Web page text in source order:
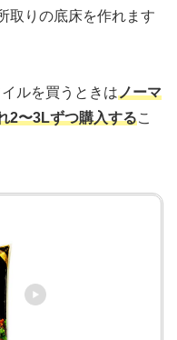
取りの底床を作れます
ルを買うときはノーマ
2〜3Lずつ購入するこ